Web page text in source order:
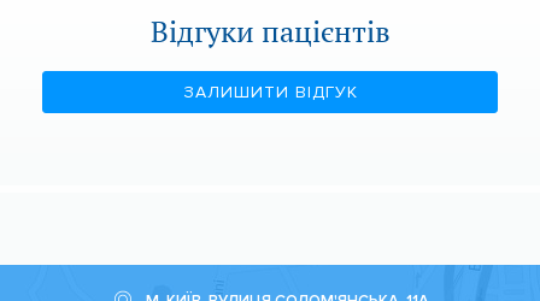
Відгуки пацієнтів
ЗАЛИШИТИ ВІДГУК